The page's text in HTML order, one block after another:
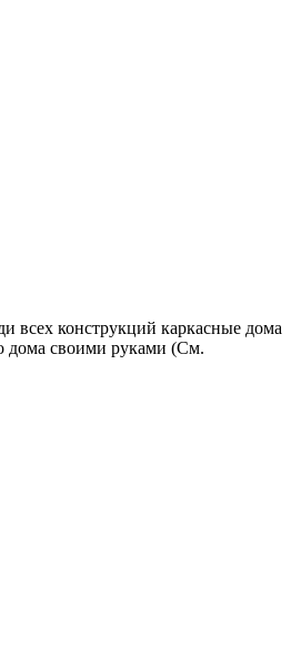
всех конструкций каркасные дома
дома своими руками (См.